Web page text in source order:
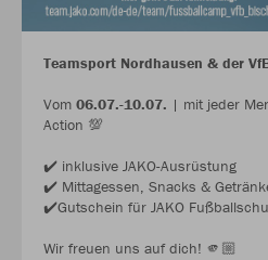
Teamsport Nordhausen & der
Vom 06.07.-10.07. | mit jeder
Action 💯
✔️ inklusive JAKO-Ausrüstung
✔️ Mittagessen, Snacks &
✔️Gutschein für JAKO
Wir freuen uns auf dich! 🫵🏼